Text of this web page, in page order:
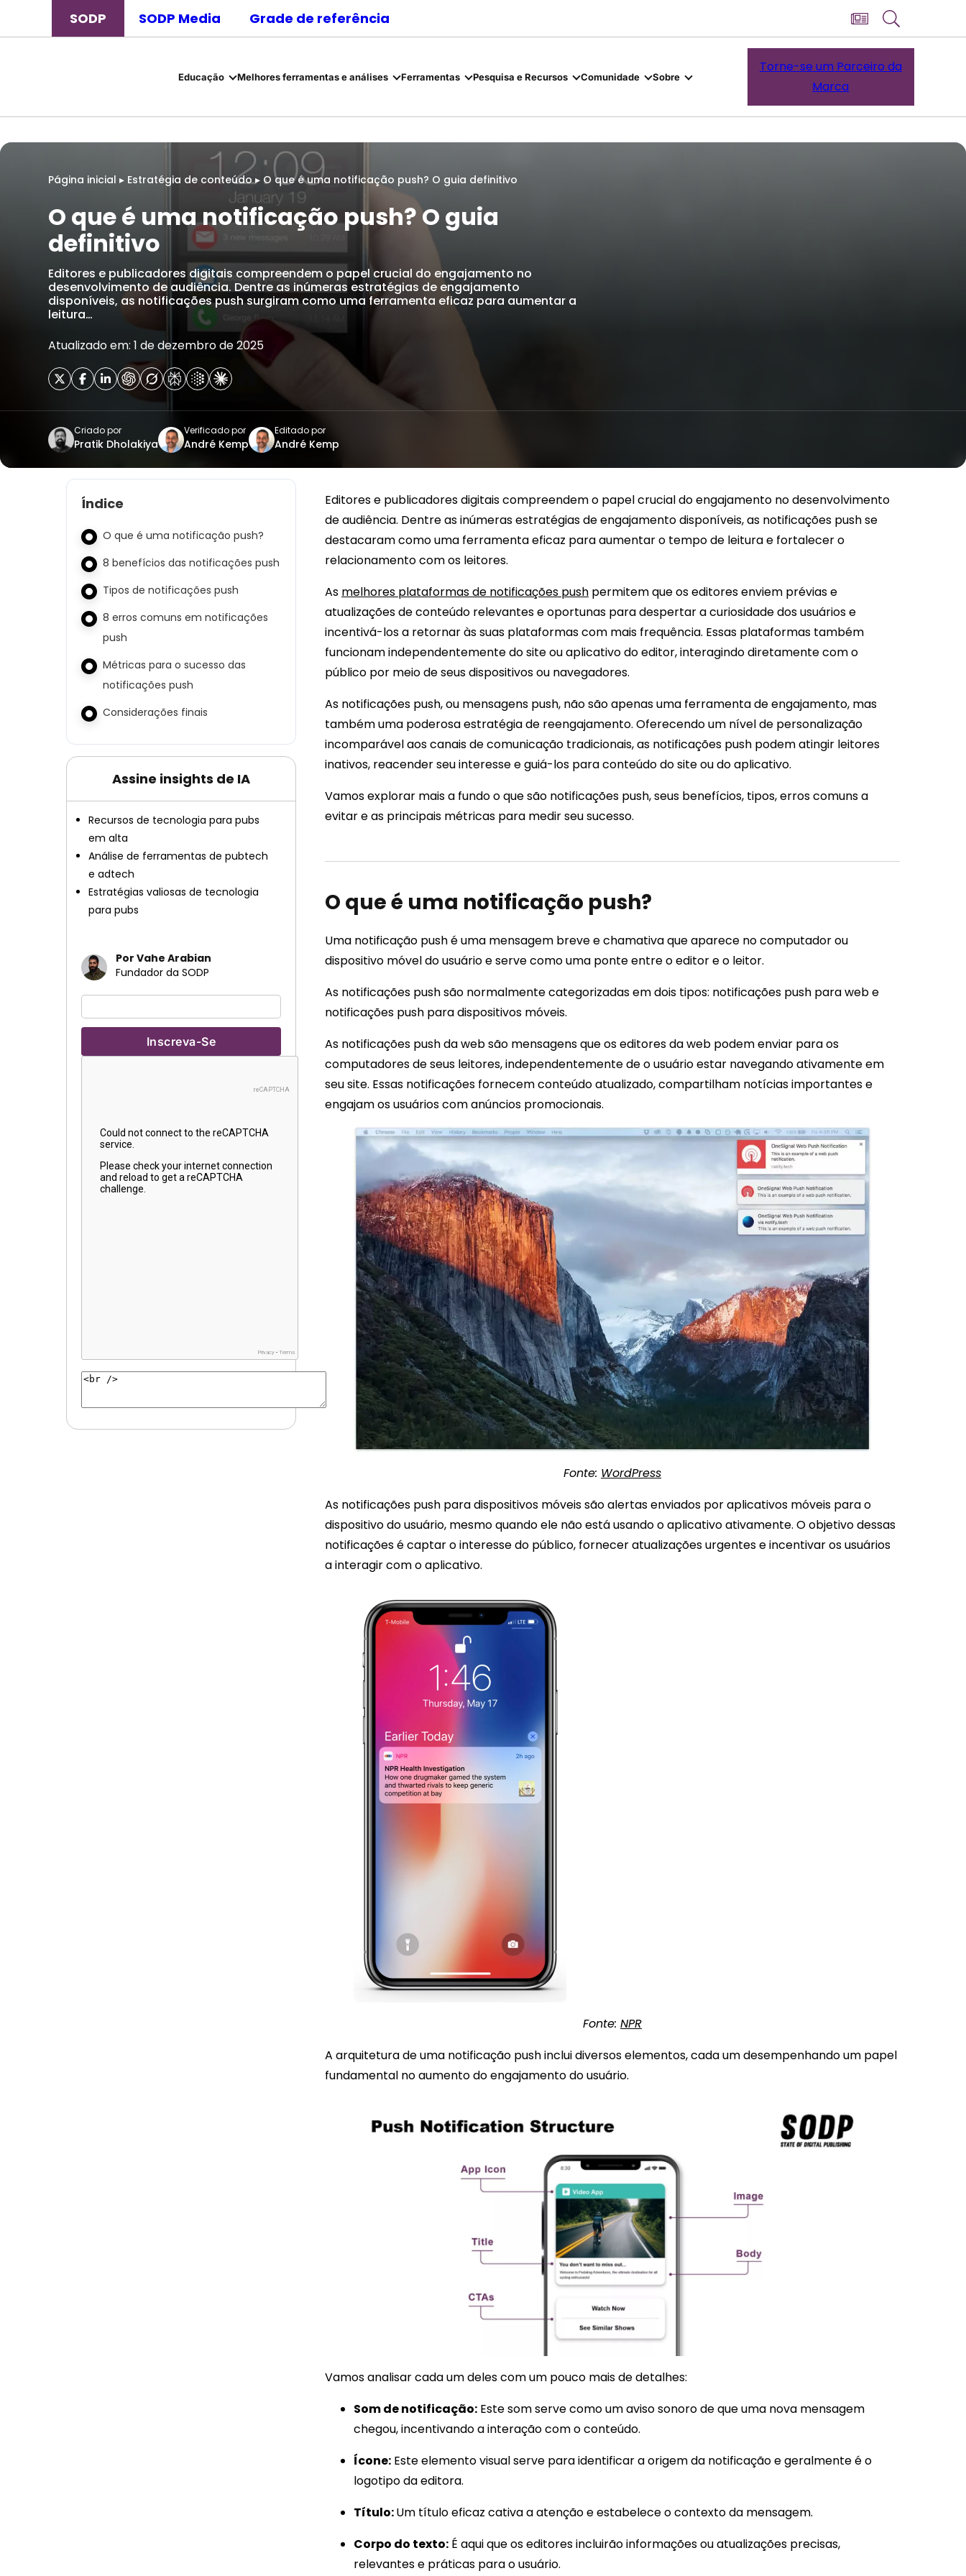
SODP SODP Media Grade de referência
Educação Melhores ferramentas e análises Ferramentas Pesquisa e Recursos Comunidade Sobre
Torne-se um Parceiro da
Marca
Página inicial ▸ Estratégia de conteúdo▸ O que é uma notificação push? O guia definitivo
O que é uma notificação push? O guia
definitivo
Editores e publicadores digitais compreendem o papel crucial do engajamento no
desenvolvimento de audiência. Dentre as inúmeras estratégias de engajamento
disponíveis, as notificações push surgiram como uma ferramenta eficaz para aumentar a
leitura…
Atualizado em: 1 de dezembro de 2025
Criado por
Pratik Dholakiya
Verificado por
André Kemp
Editado por
André Kemp
Índice
O que é uma notificação push?
8 benefícios das notificações push
Tipos de notificações push
8 erros comuns em notificações
push
Métricas para o sucesso das
notificações push
Considerações finais
Assine insights de IA
Recursos de tecnologia para pubs
em alta
Análise de ferramentas de pubtech
e adtech
Estratégias valiosas de tecnologia
para pubs
Por Vahe Arabian
Fundador da SODP
Editores e publicadores digitais compreendem o papel crucial do engajamento no desenvolvimento
de audiência. Dentre as inúmeras estratégias de engajamento disponíveis, as notificações push se
destacaram como uma ferramenta eficaz para aumentar o tempo de leitura e fortalecer o
relacionamento com os leitores.
As melhores plataformas de notificações push permitem que os editores enviem prévias e
atualizações de conteúdo relevantes e oportunas para despertar a curiosidade dos usuários e
incentivá-los a retornar às suas plataformas com mais frequência. Essas plataformas também
funcionam independentemente do site ou aplicativo do editor, interagindo diretamente com o
público por meio de seus dispositivos ou navegadores.
As notificações push, ou mensagens push, não são apenas uma ferramenta de engajamento, mas
também uma poderosa estratégia de reengajamento. Oferecendo um nível de personalização
incomparável aos canais de comunicação tradicionais, as notificações push podem atingir leitores
inativos, reacender seu interesse e guiá-los para conteúdo do site ou do aplicativo.
Vamos explorar mais a fundo o que são notificações push, seus benefícios, tipos, erros comuns a
evitar e as principais métricas para medir seu sucesso.
O que é uma notificação push?
Uma notificação push é uma mensagem breve e chamativa que aparece no computador ou
dispositivo móvel do usuário e serve como uma ponte entre o editor e o leitor.
As notificações push são normalmente categorizadas em dois tipos: notificações push para web e
notificações push para dispositivos móveis.
As notificações push da web são mensagens que os editores da web podem enviar para os
computadores de seus leitores, independentemente de o usuário estar navegando ativamente em
seu site. Essas notificações fornecem conteúdo atualizado, compartilham notícias importantes e
engajam os usuários com anúncios promocionais.
Fonte: WordPress
As notificações push para dispositivos móveis são alertas enviados por aplicativos móveis para o
dispositivo do usuário, mesmo quando ele não está usando o aplicativo ativamente. O objetivo dessas
notificações é captar o interesse do público, fornecer atualizações urgentes e incentivar os usuários
a interagir com o aplicativo.
Fonte: NPR
A arquitetura de uma notificação push inclui diversos elementos, cada um desempenhando um papel
fundamental no aumento do engajamento do usuário.
Vamos analisar cada um deles com um pouco mais de detalhes:
Som de notificação: Este som serve como um aviso sonoro de que uma nova mensagem
chegou, incentivando a interação com o conteúdo.
Ícone: Este elemento visual serve para identificar a origem da notificação e geralmente é o
logotipo da editora.
Título:Um título eficaz cativa a atenção e estabelece o contexto da mensagem.
Corpo do texto: É aqui que os editores incluirão informações ou atualizações precisas,
relevantes e práticas para o usuário.